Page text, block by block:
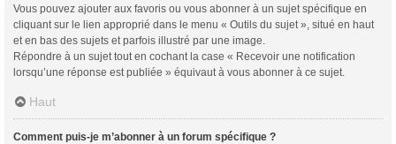
Vous pouvez ajouter aux favoris ou vous abonner à un sujet spécifique en
cliquant sur le lien approprié dans le menu « Outils du sujet », situé en haut
et en bas des sujets et parfois illustré par une image.
Répondre à un sujet tout en cochant la case « Recevoir une notification
lorsqu’une réponse est publiée » équivaut à vous abonner à ce sujet.
Haut
Comment puis-je m’abonner à un forum spécifique ?